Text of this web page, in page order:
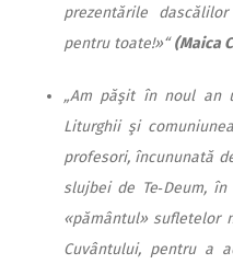
prezentările
pentru toate!»“ (Maica
„Am păşit în noul an
Liturghii şi
profesori, încununată
slujbei de Te‑Deum,
«pământul» sufletelor
Cuvântului, pentru a